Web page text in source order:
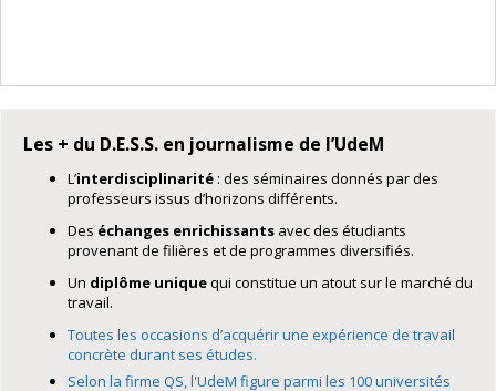
Les + du D.E.S.S. en journalisme de l’UdeM
L’interdisciplinarité : des séminaires donnés par des
professeurs issus d’horizons différents.
Des échanges enrichissants avec des étudiants
provenant de filières et de programmes diversifiés.
Un diplôme uniquequi constitue un atout sur le marché du
travail.
Toutes les occasions d’acquérir une expérience de travail
concrète durant ses études.
Selon la firme QS, l'UdeM figure parmi les 100 universités